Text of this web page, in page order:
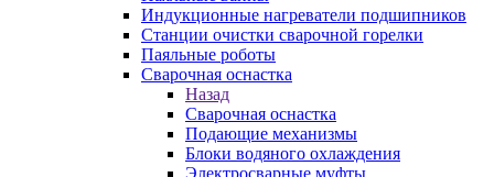
Индукционные нагреватели подшипников
Станции очистки сварочной горелки
Паяльные роботы
Сварочная оснастка
Назад
Сварочная оснастка
Подающие механизмы
Блоки водяного охлаждения
Электросварные муфты